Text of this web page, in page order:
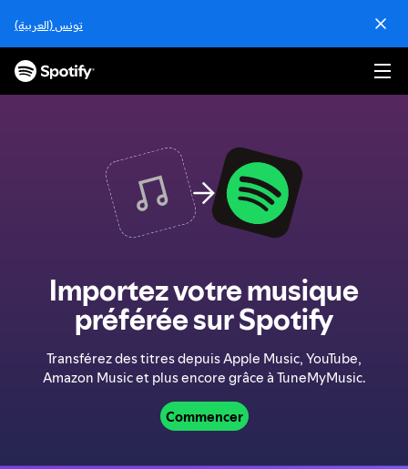
s
تونس (العربية)
Importez votre musique
préférée sur Spotify
Transférez des titres depuis Apple Music, YouTube,
Amazon Music et plus encore grâce à TuneMyMusic.
Commencer